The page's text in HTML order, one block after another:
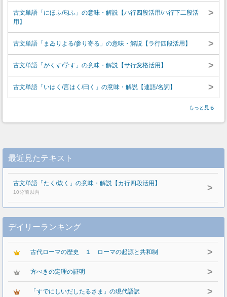
古文単語「にほふ/匂ふ」の意味・解説【ハ行四段活用/ハ行下二段活
用】
>
古文単語「まゐりよる/参り寄る」の意味・解説【ラ行四段活用】 >
古文単語「がくす/学す」の意味・解説【サ行変格活用】 >
古文単語「いはく/言はく/曰く」の意味・解説【連語/名詞】 >
もっと見る
最近見たテキスト
古文単語「たく/炊く」の意味・解説【カ行四段活用】
10分前以内 >
デイリーランキング
古代ローマの歴史 １ ローマの起源と共和制 >
方べきの定理の証明 >
「すでにしいだしたるさま」の現代語訳 >